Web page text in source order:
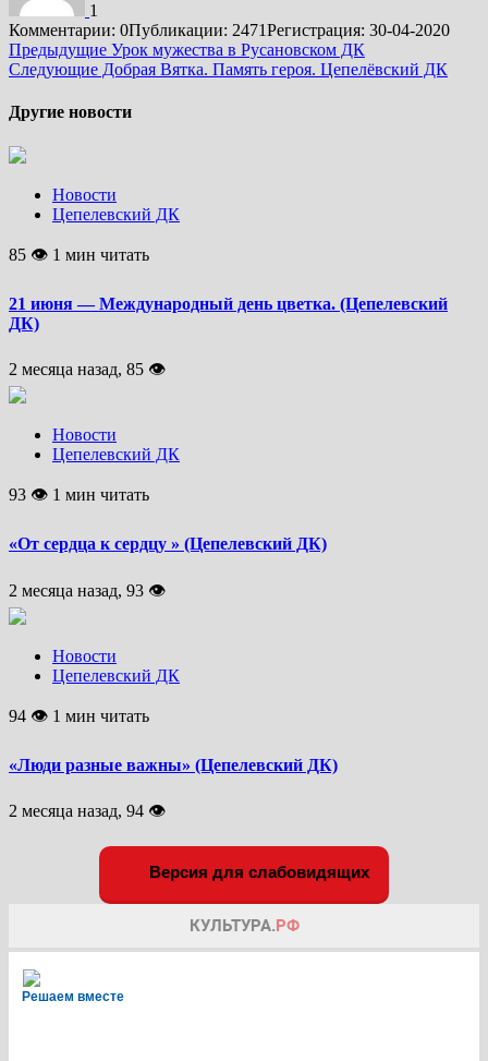
1
Комментарии: 0Публикации: 2471Регистрация: 30-04-2020
Подробнее
Предыдущие Урок мужества в Русановском ДК
Следующие Добрая Вятка. Память героя. Цепелёвский ДК
Другие новости
Новости
Цепелевский ДК
85 👁 1 мин читать
21 июня — Международный день цветка. (Цепелевский
ДК)
2 месяца назад, 85 👁
Новости
Цепелевский ДК
93 👁 1 мин читать
«От сердца к сердцу » (Цепелевский ДК)
2 месяца назад, 93 👁
Новости
Цепелевский ДК
94 👁 1 мин читать
«Люди разные важны» (Цепелевский ДК)
2 месяца назад, 94 👁
Версия для слабовидящих
Решаем вместе